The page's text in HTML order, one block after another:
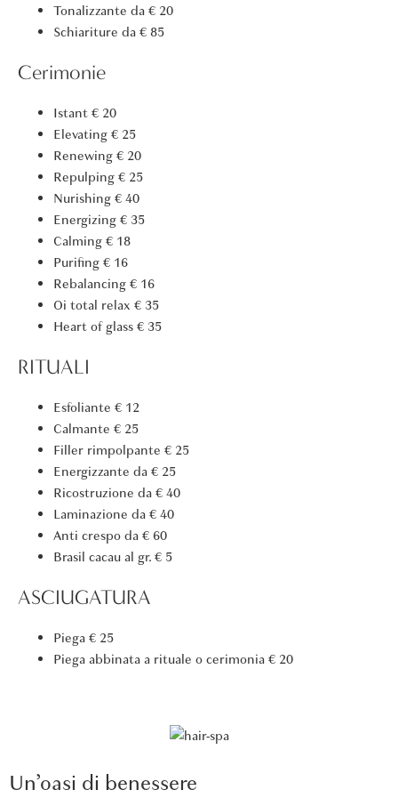
Tonalizzante da € 20
Schiariture da € 85
Cerimonie
Istant € 20
Elevating € 25
Renewing € 20
Repulping € 25
Nurishing € 40
Energizing € 35
Calming € 18
Purifing € 16
Rebalancing € 16
Oi total relax € 35
Heart of glass € 35
RITUALI
Esfoliante € 12
Calmante € 25
Filler rimpolpante € 25
Energizzante da € 25
Ricostruzione da € 40
Laminazione da € 40
Anti crespo da € 60
Brasil cacau al gr. € 5
ASCIUGATURA
Piega € 25
Piega abbinata a rituale o cerimonia € 20
Un’oasi di benessere